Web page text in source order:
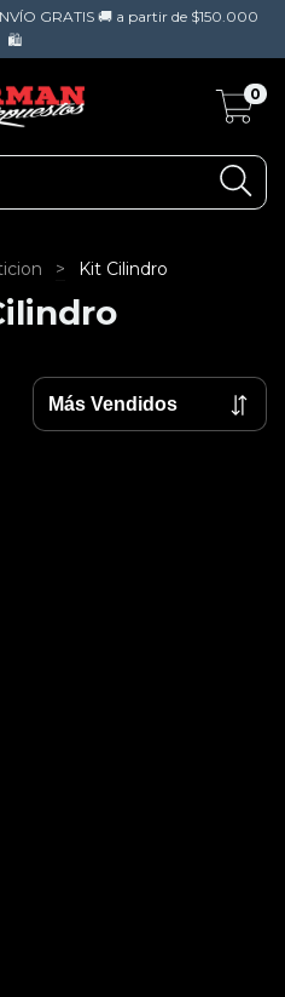
GRATIS 🚚 a partir de $150.000
🛍️
0
> Kit Cilindro